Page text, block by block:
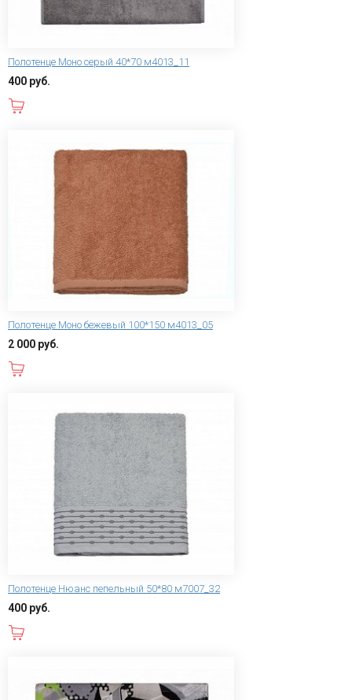
Полотенце Моно серый 40*70 м4013_11
400 руб.
Полотенце Моно бежевый 100*150 м4013_05
2 000 руб.
Полотенце Нюанс пепельный 50*80 м7007_32
400 руб.